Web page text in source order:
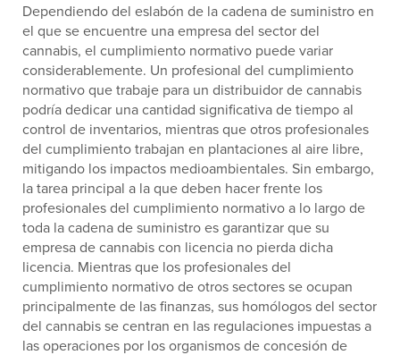
Dependiendo del eslabón de la cadena de suministro en
el que se encuentre una empresa del sector del
cannabis, el cumplimiento normativo puede variar
considerablemente. Un profesional del cumplimiento
normativo que trabaje para un distribuidor de cannabis
podría dedicar una cantidad significativa de tiempo al
control de inventarios, mientras que otros profesionales
del cumplimiento trabajan en plantaciones al aire libre,
mitigando los impactos medioambientales. Sin embargo,
la tarea principal a la que deben hacer frente los
profesionales del cumplimiento normativo a lo largo de
toda la cadena de suministro es garantizar que su
empresa de cannabis con licencia no pierda dicha
licencia. Mientras que los profesionales del
cumplimiento normativo de otros sectores se ocupan
principalmente de las finanzas, sus homólogos del sector
del cannabis se centran en las regulaciones impuestas a
las operaciones por los organismos de concesión de